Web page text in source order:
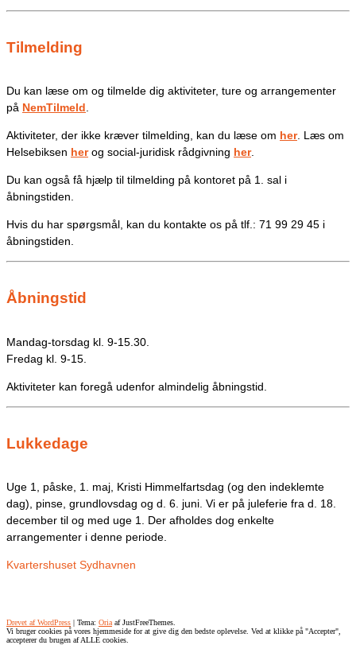
Tilmelding
Du kan læse om og tilmelde dig aktiviteter, ture og arrangementer
på NemTilmeld.
Aktiviteter, der ikke kræver tilmelding, kan du læse om her. Læs om
Helsebiksen herog social-juridisk rådgivning her.
Du kan også få hjælp til tilmelding på kontoret på 1. sal i
åbningstiden.
Hvis du har spørgsmål, kan du kontakte os på tlf.: 71 99 29 45 i
åbningstiden.
Åbningstid
Mandag-torsdag kl. 9-15.30.
Fredag kl. 9-15.
Aktiviteter kan foregå udenfor almindelig åbningstid.
Lukkedage
Uge 1, påske, 1. maj, Kristi Himmelfartsdag (og den indeklemte
dag), pinse, grundlovsdag og d. 6. juni. Vi er på juleferie fra d. 18.
december til og med uge 1. Der afholdes dog enkelte
arrangementer i denne periode.
Kvartershuset Sydhavnen
Drevet af WordPress | Tema: Oriaaf JustFreeThemes.
Vi bruger cookies på vores hjemmeside for at give dig den bedste oplevelse. Ved at klikke på "Accepter",
accepterer du brugen af ​​ALLE cookies.